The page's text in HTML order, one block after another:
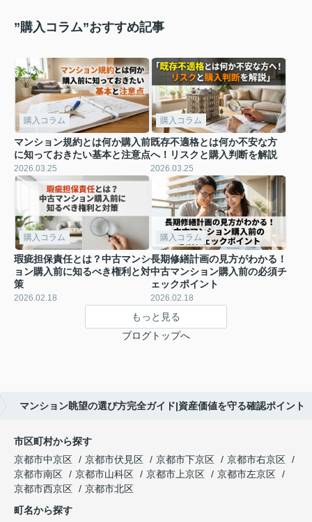
”購入コラム”おすすめ記事
購入コラム
マンション規約とは何か購入前
に知っておきたい基本と注意点
2026.03.25
購入コラム
既存不適格とは何か不安な方
へ！リスクと購入判断を解説
2026.03.25
購入コラム
瑕疵担保責任とは？中古マンシ
ョン購入前に知るべき権利と対
策
2026.02.18
購入コラム
長期修繕計画の見方がわかる！
中古マンション購入前の必須チ
ェックポイント
2026.02.18
もっと見る
ブログトップへ
マンション眺望の選び方完全ガイド|資産価値を守る確認ポイント
市区町村から探す
京都市中京区
京都市伏見区 京都市下京区
京都市右京区
京都市南区
京都市山科区 京都市上京区
京都市左京区
京都市西京区
京都市北区
町名から探す